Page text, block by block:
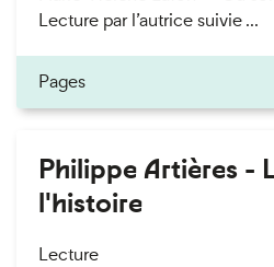
Lecture par l’autrice suivie ...
Pages
Philippe Artières -
l'histoire
Lecture